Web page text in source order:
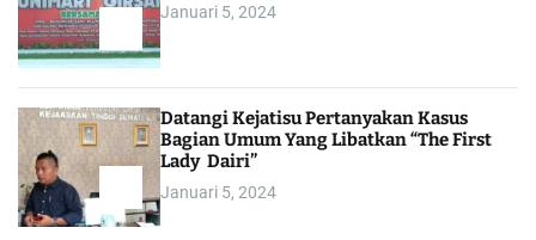
Januari 5, 2024
Datangi Kejatisu Pertanyakan Kasus
Bagian Umum Yang Libatkan “The First
Lady Dairi”
Januari 5, 2024